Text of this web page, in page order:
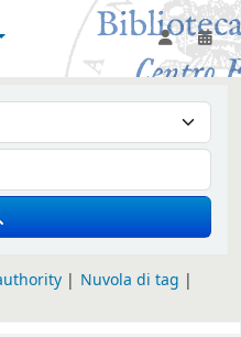
Española en
Nuvola di tag